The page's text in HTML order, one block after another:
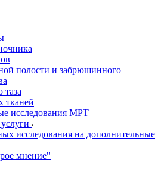
полости и забрюшинного
тканей
исследования МРТ
исследования на дополнительные
мнение"